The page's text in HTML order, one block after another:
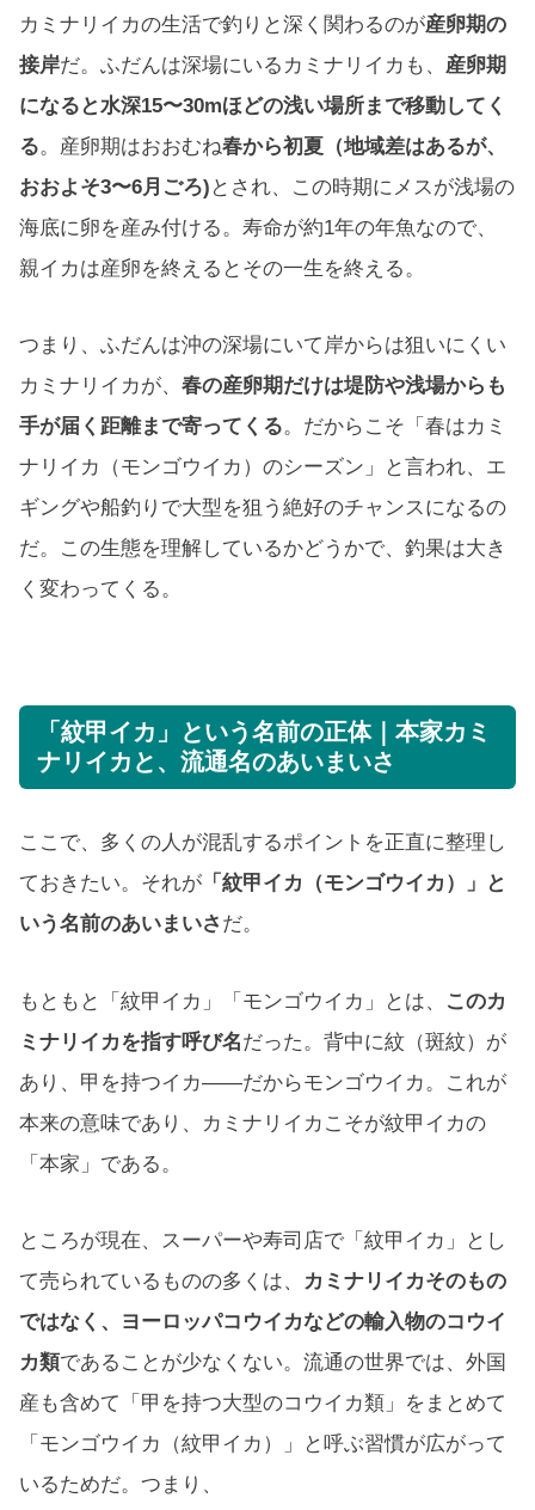
カミナリイカの生活で釣りと深く関わるのが産卵期の
接岸だ。ふだんは深場にいるカミナリイカも、 産卵期
になると水深15〜30mほどの浅い場所まで移動してく
る。産卵期はおおむね春から初夏（地域差はあるが、
おおよそ3〜6月ごろ) とされ、この時期にメスが浅場の
海底に卵を産み付ける。寿命が約1年の年魚なので、
親イカは産卵を終えるとその一生を終える。
つまり、ふだんは沖の深場にいて岸からは狙いにくい
カミナリイカが、 春の産卵期だけは堤防や浅場からも
手が届く距離まで寄ってくる。だからこそ「春はカミ
ナリイカ（モンゴウイカ）のシーズン」と言われ、エ
ギングや船釣りで大型を狙う絶好のチャンスになるの
だ。この生態を理解しているかどうかで、釣果は大き
く変わってくる。
「紋甲イカ」という名前の正体｜本家カミ
ナリイカと、流通名のあいまいさ
ここで、多くの人が混乱するポイントを正直に整理し
ておきたい。それが 「紋甲イカ（モンゴウイカ）」と
いう名前のあいまいさ だ。
もともと「紋甲イカ」「モンゴウイカ」とは、
このカ
ミナリイカを指す呼び名だった。背中に紋（斑紋）が
あり、甲を持つイカ——だからモンゴウイカ。これが
本来の意味であり、カミナリイカこそが紋甲イカの
「本家」である。
ところが現在、スーパーや寿司店で「紋甲イカ」とし
て売られているものの多くは、
カミナリイカそのもの
ではなく、ヨーロッパコウイカなどの輸入物のコウイ
カ類であることが少なくない。流通の世界では、外国
産も含めて「甲を持つ大型のコウイカ類」をまとめて
「モンゴウイカ（紋甲イカ）」と呼ぶ習慣が広がって
いるためだ。つまり、